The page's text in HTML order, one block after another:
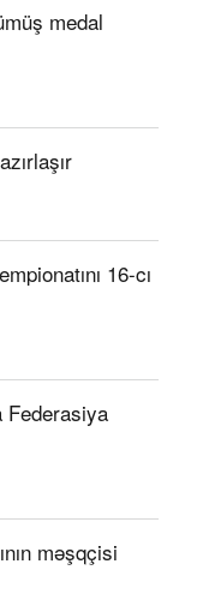
medal
16-cı
Federasiya
məşqçisi